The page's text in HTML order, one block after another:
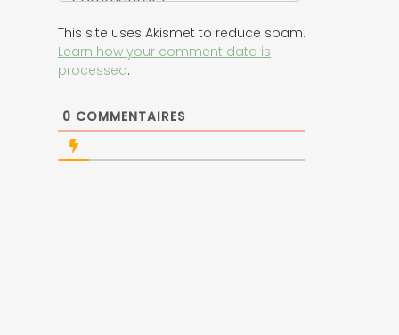
This site uses Akismet to reduce spam.
Learn how your comment data is
processed.
0 COMMENTAIRES